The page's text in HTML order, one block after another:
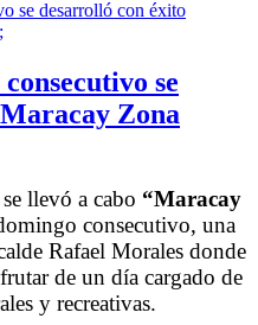
se
Zona
llevó a cabo “Maracay
consecutivo, una
Rafael Morales donde
de un día cargado de
y recreativas.